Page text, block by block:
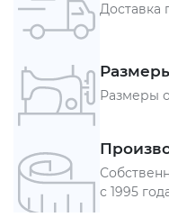
Доставка
Размеры
с 1995